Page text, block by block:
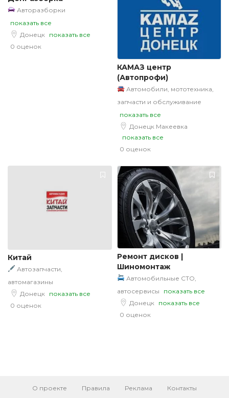
Авторазборки
показать все
Донецк
показать все
0 оценок
КАМАЗ центр
(Автопрофи)
Автомобили, мототехника,
запчасти и обслуживание
показать все
Донецк Макеевка
показать все
0 оценок
Китай
Автозапчасти,
автомагазины
Донецк
показать все
0 оценок
Ремонт дисков |
Шиномонтаж
Автомобильные СТО,
автосервисы
показать все
Донецк
показать все
0 оценок
О проекте Правила Реклама Контакты